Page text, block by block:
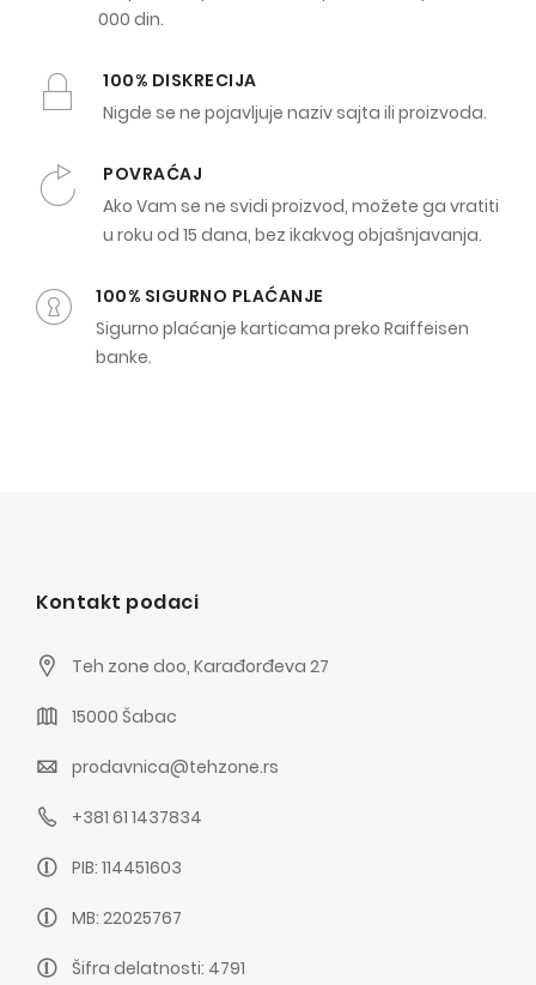
000 din.
100% DISKRECIJA
Nigde se ne pojavljuje naziv sajta ili proizvoda.
POVRAĆAJ
Ako Vam se ne svidi proizvod, možete ga vratiti
u roku od 15 dana, bez ikakvog objašnjavanja.
100% SIGURNO PLAĆANJE
Sigurno plaćanje karticama preko Raiffeisen
banke.
Kontakt podaci
Teh zone doo, Karađorđeva 27
15000 Šabac
prodavnica@tehzone.rs
+381 61 1437834
PIB: 114451603
MB: 22025767
Šifra delatnosti: 4791